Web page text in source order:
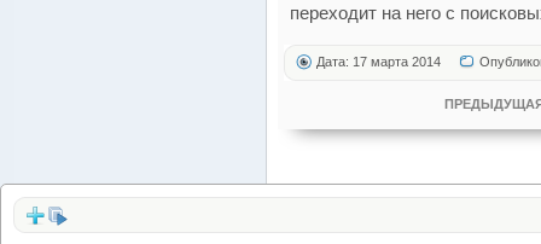
переходит на него с
Дата: 17 марта 2014